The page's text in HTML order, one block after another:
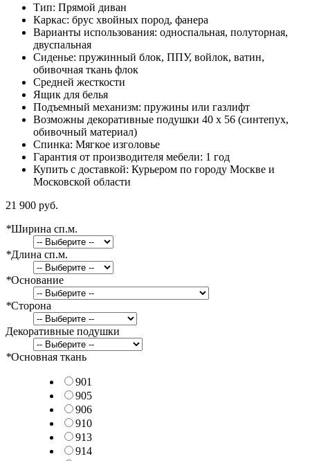
Тип: Прямой диван
Каркас: брус хвойных пород, фанера
Варианты использования: односпальная, полуторная,
двуспальная
Сиденье: пружинный блок, ППУ, войлок, ватин,
обивочная ткань флок
Средней жесткости
Ящик для белья
Подъемный механизм: пружины или газлифт
Возможны декоративные подушки 40 x 56 (синтепух,
обивочный материал)
Спинка: Мягкое изголовье
Гарантия от производителя мебели: 1 год
Купить с доставкой: Курьером по городу Москве и
Московской области
21 900 руб.
*Ширина сп.м.
*Длина сп.м.
*Основание
*Сторона
Декоративные подушки
*Основная ткань
901
905
906
910
913
914